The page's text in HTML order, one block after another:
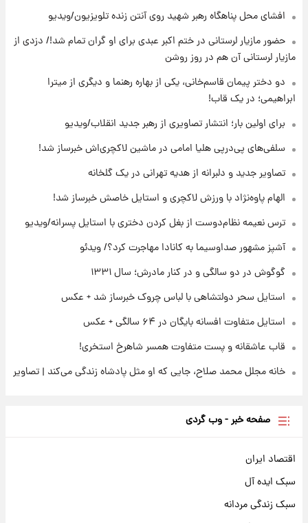
۱۹ ساعت پیش
تصاویر عمامه بستن به شیوه خاتمی/ویدیو
افشای محل پناهگاه‌ رهبر شهید روی آنتن زنده
تلویزیون/ویدیو
۲۲ ساعت پیش
ثریا اسفندیاری بعد از طلاق و در دیدار با گروه
بیتلز
۲۲ ساعت پیش
ادعای جنجالی درباره اینفانتینو؛ اتهام پرداخت
افشای محل پناهگاه‌ رهبر شهید روی آنتن زنده تلویزیون/ویدیو
حضور مازیار لرستانی در ختم اکبر عبدی برای او گران تمام شد!/ دزدی از
مازیار لرستانی آن هم در روز روشن
دو دختر پیمان قاسم‌خانی، یکی از بهاره رهنما و دیگری از میترا
ابراهیمی؛ در یک قاب!
برای اولین بار؛ انتشار تصاویری از رهبر جدید انقلاب/ویدیو
سلفی‌های پی‌درپی هلیا امامی در ماشین لاکچری‌اش خبرساز شد!
تصاویر جدید و دلبرانه از هدیه تهرانی در یک گلخانه
الهام پاوه‌نژاد با ورزش لاکچری و استایل خاصش خبرساز شد!
ترس نعیمه نظام‌دوست از بغل کردن دختری با استایل پسرانه/ویدیو
آشپز مشهور صداوسیما به کانادا مهاجرت کرد؟/ ویدئو
گوگوش در دو سالگی و در کنار مادرش؛ سال ۱۳۳۱
استایل سحر دولتشاهی با لباس چروک خبرساز شد + عکس
استایل متفاوت افسانه بایگان در ۶۴ سالگی + عکس
قاب عاشقانه و پست متفاوت همسر شاهرخ استخری!
خانه مجلل محمد صلاح، جایی که او مثل پادشاه زندگی می‌کند | تصاویر
صفحه خبر - وب گردی
اقتصاد ایران
سبک ایده آل
سبک زندگی مردانه